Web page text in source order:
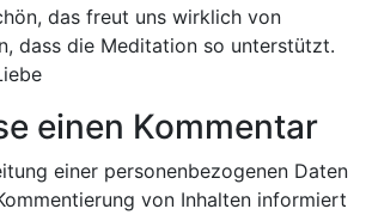
das freut uns wirklich von
dass die Meditation so unterstützt.
einen Kommentar
einer personenbezogenen Daten
von Inhalten informiert